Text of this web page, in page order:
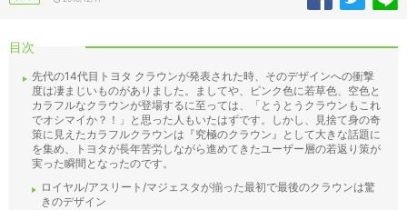
目次
先代の14代目トヨタ クラウンが発表された時、そのデザインへの衝撃
度は凄まじいものがありました。ましてや、ピンク色に若草色、空色と
カラフルなクラウンが登場するに至っては、「とうとうクラウンもこれ
でオシマイか？！」と思った人もいたはずです。しかし、見捨て身の奇
策に見えたカラフルクラウンは『究極のクラウン』として大きな話題に
を集め、トヨタが長年苦労しながら進めてきたユーザー層の若返り策が
実った瞬間となったのです。
ロイヤル/アスリート/マジェスタが揃った最初で最後のクラウンは驚
きのデザイン